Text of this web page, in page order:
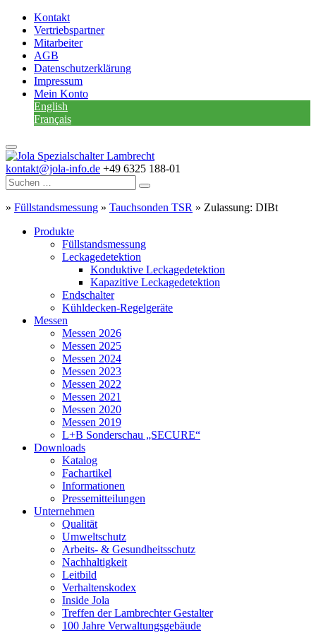
Kontakt
Vertriebspartner
Mitarbeiter
AGB
Datenschutzerklärung
Impressum
Mein Konto
English
Français
kontakt@jola-info.de +49 6325 188-01
» Füllstandsmessung » Tauchsonden TSR » Zulassung: DIBt
Produkte
Füllstandsmessung
Leckagedetektion
Konduktive Leckagedetektion
Kapazitive Leckagedetektion
Endschalter
Kühldecken-Regelgeräte
Messen
Messen 2026
Messen 2025
Messen 2024
Messen 2023
Messen 2022
Messen 2021
Messen 2020
Messen 2019
L+B Sonderschau „SECURE“
Downloads
Katalog
Fachartikel
Informationen
Pressemitteilungen
Unternehmen
Qualität
Umweltschutz
Arbeits- & Gesundheitsschutz
Nachhaltigkeit
Leitbild
Verhaltenskodex
Inside Jola
Treffen der Lambrechter Gestalter
100 Jahre Verwaltungsgebäude